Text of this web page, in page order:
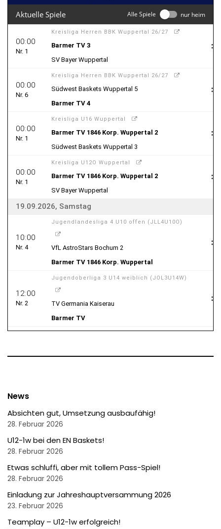
News
Absichten gut, Umsetzung ausbaufähig!
28. Februar 2026
U12-1w bei den EN Baskets!
28. Februar 2026
Etwas schluffi, aber mit tollem Pass-Spiel!
28. Februar 2026
Einladung zur Jahreshauptversammung 2026
23. Februar 2026
Teamplay – U12-1w erfolgreich!